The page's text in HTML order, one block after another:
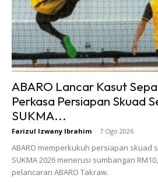
#3: Pilih snacking yang
Jangan ambil mudah tentang
mahu makan kudap-kudap, pilihlah
bersesuaian seperti kekacang atau
anda ambil snacking bar juga boleh
Elakkan makanan bergoreng seperti
goreng.
#4: Lupakan nasi
yang renda kalori
ABARO Lancar Kasut
Perkasa Persiapan Skuad
SUKMA...
Farizul Izwany Ibrahim - 7 Ogo 2026
ABARO memperkukuh persiapan skuad
SUKMA 2026 menerusi sumbangan
pelancaran ABARO Takraw.